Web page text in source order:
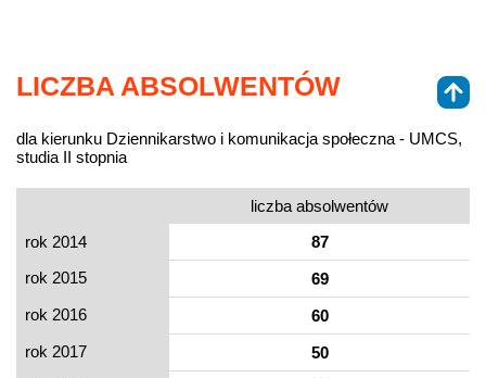
LICZBA ABSOLWENTÓW
dla kierunku Dziennikarstwo i komunikacja społeczna - UMCS,
studia II stopnia
liczba absolwentów
rok 2014
87
rok 2015
69
rok 2016
60
rok 2017
50